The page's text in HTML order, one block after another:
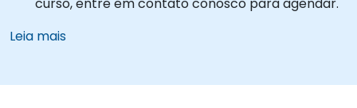
Leia mais